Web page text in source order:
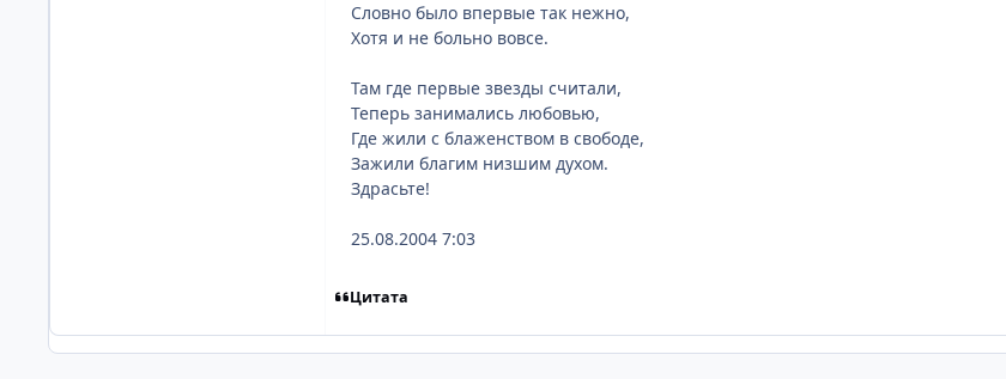
Словно было впервые так нежно,
Хотя и не больно вовсе.
Там где первые звезды считали,
Теперь занимались любовью,
Где жили с блаженством в свободе,
Зажили благим низшим духом.
Здрасьте!
25.08.2004 7:03
Цитата